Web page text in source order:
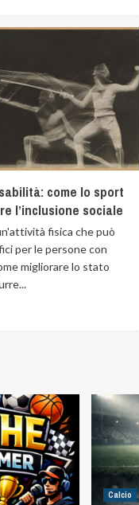
come lo sport
l’inclusione sociale
fisica che può
per le persone con
migliorare lo stato
Calcio